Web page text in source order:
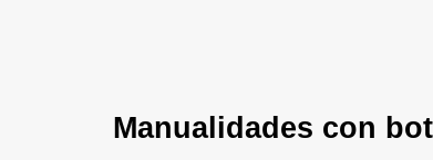
Manualidades con